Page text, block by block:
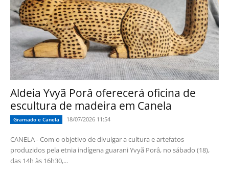
Aldeia Yvyã Porâ oferecerá oficina de
escultura de madeira em Canela
Gramado e Canela 18/07/2026 11:54
CANELA - Com o objetivo de divulgar a cultura e artefatos
produzidos pela etnia indígena guarani Yvyã Porâ, no sábado (18),
das 14h às 16h30,...